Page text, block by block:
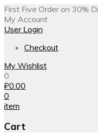
First Five Order on 30%
My Account
User Login
Checkout
My Wishlist
0
₽0.00
0
item
Cart